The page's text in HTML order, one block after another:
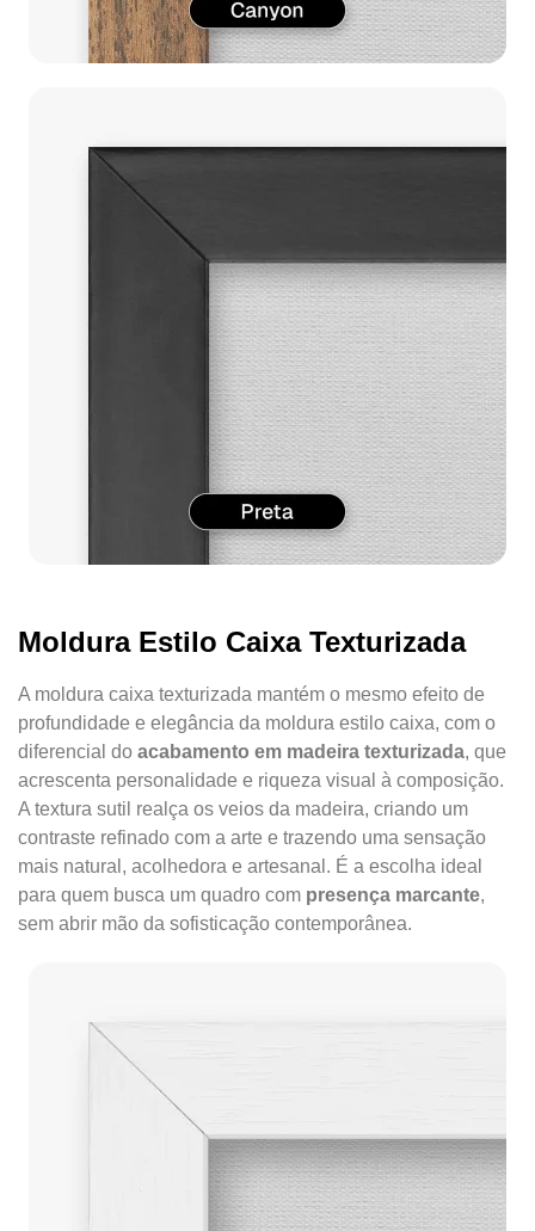
Moldura Estilo Caixa Texturizada
A moldura caixa texturizada mantém o mesmo efeito de
profundidade e elegância da moldura estilo caixa, com o
diferencial do acabamento em madeira texturizada, que
acrescenta personalidade e riqueza visual à composição.
A textura sutil realça os veios da madeira, criando um
contraste refinado com a arte e trazendo uma sensação
mais natural, acolhedora e artesanal. É a escolha ideal
para quem busca um quadro com presença marcante,
sem abrir mão da sofisticação contemporânea.